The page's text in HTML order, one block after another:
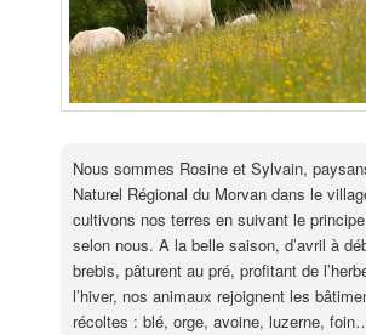
Nous sommes Rosine et Sylvain,
Naturel Régional du Morvan dans le
cultivons nos terres en suivant le
selon nous. A la belle saison, d’avril à
brebis, pâturent au pré, profitant de
l’hiver, nos animaux rejoignent les
récoltes : blé, orge, avoine, luzerne,